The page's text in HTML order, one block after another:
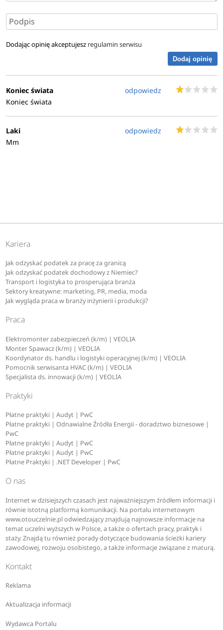
Dodając opinię akceptujesz regulamin serwisu
Dodaj opinię
Koniec świata
odpowiedz
Koniec świata
Laki
odpowiedz
Mm
Kariera
Jak odzyskać podatek za pracę za granicą
Jak odzyskać podatek dochodowy z Niemiec?
Transport i logistyka to prosperująca branża
Sektory kreatywne: marketing, PR, media, moda
Jak wygląda praca w branży inżynierii i produkcji?
Praca
Elektromonter zabezpieczeń (k/m) | VEOLIA
Monter Spawacz (k/m) | VEOLIA
Koordynator ds. handlu i logistyki operacyjnej (k/m) | VEOLIA
Pomocnik serwisanta HVAC (k/m) | VEOLIA
Specjalista ds. innowacji (k/m) | VEOLIA
Praktyki
Płatne praktyki | Audyt | PwC
Płatne praktyki | Odnawialne Źródła Energii - doradztwo biznesowe |
PwC
Płatne praktyki | Audyt | PwC
Płatne praktyki | Audyt | PwC
Płatne Praktyki | .NET Developer | PwC
O nas
Internet w dzisiejszych czasach jest najważniejszym źródłem informacji i
równie istotną platformą komunikacji. Na portalu internetowym
www.otouczelnie.pl odwiedzający znajdują najnowsze informacje na
temat uczelni wyższych w Polsce, a także o ofertach pracy, praktyk i
staży. Znajdą tu również porady dotyczące budowania ścieżki kariery
zawodowej, rozwoju osobistego, a także informacje związane z maturą.
Kontakt
Reklama
Aktualizacja informacji
Wydawca Portalu